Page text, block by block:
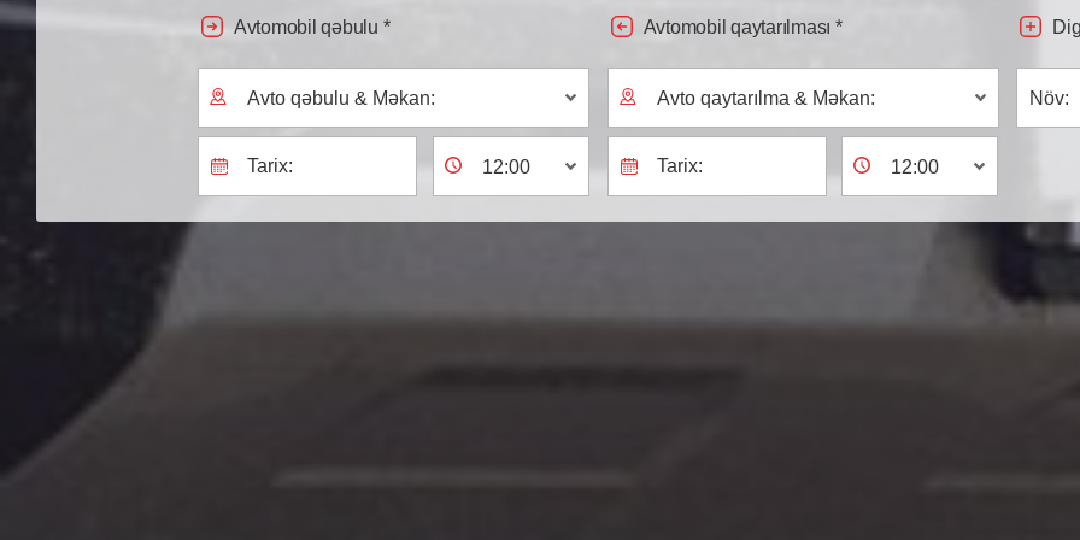
Avtomobil qəbulu * Avtomobil qaytarılması *